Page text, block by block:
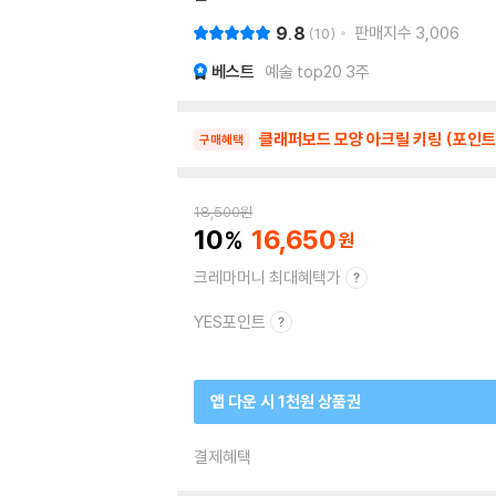
9.8 10 판매지수 3,006
베스트 예술 top20 3주
구매혜택 클래퍼보드 모양 아크릴 키링 (포인
18,500원
10 16,650
크레마머니 최대혜택가
YES포인트
앱 다운 시 1천원 상품권
결제혜택